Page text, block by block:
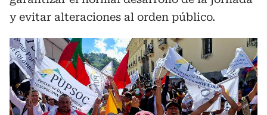
y evitar alteraciones al orden público.